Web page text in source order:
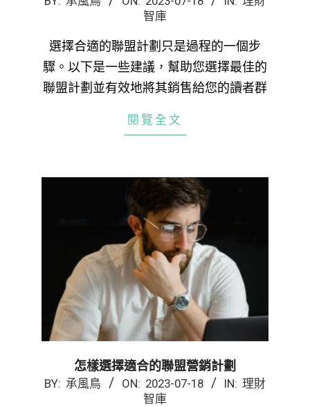
18
智庫
選擇合適的聯盟計劃只是過程的一個步
驟。以下是一些建議，幫助您選擇最佳的
聯盟計劃並有效地將其銷售給您的讀者群
閱覽全文
怎樣選擇適合的聯盟營銷計劃
2023-
BY: 承風鳥 ON: 2023-07-18 IN: 理財
智庫